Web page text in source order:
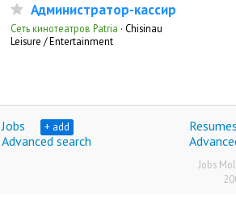
Администратор-кассир
Сеть кинотеатров Patria · Chisinau
Leisure / Entertainment
Jobs + add Resumes
Advanced search
Jobs